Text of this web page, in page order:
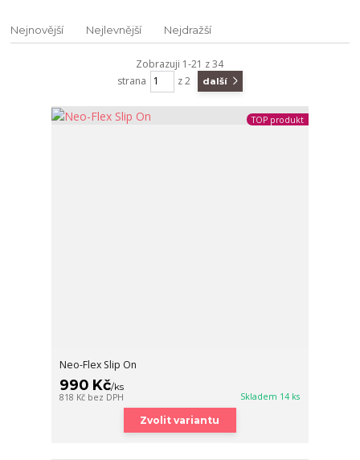
Nejnovější Nejlevnější Nejdražší
Zobrazuji 1-21 z 34
strana
z 2 další
TOP produkt
Neo-Flex Slip On
990 Kč/ks
818 Kč bez DPH Skladem 14 ks
Zvolit variantu